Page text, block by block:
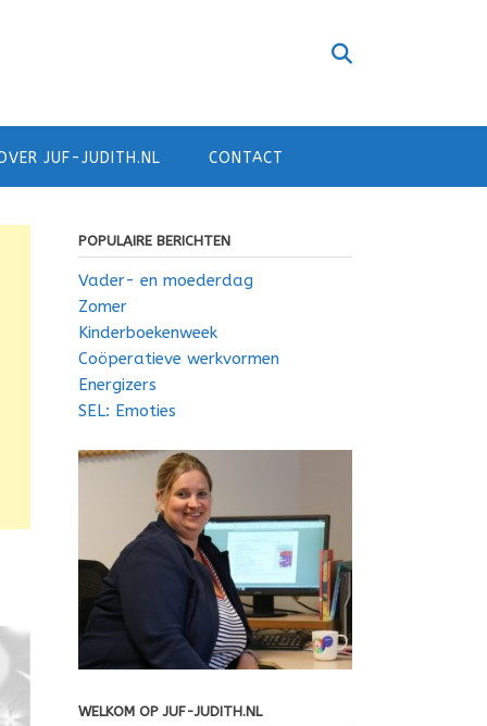
JUF-JUDITH.NL CONTACT
POPULAIRE BERICHTEN
Vader- en moederdag
Zomer
Kinderboekenweek
Coöperatieve werkvormen
Energizers
SEL: Emoties
WELKOM OP JUF-JUDITH.NL